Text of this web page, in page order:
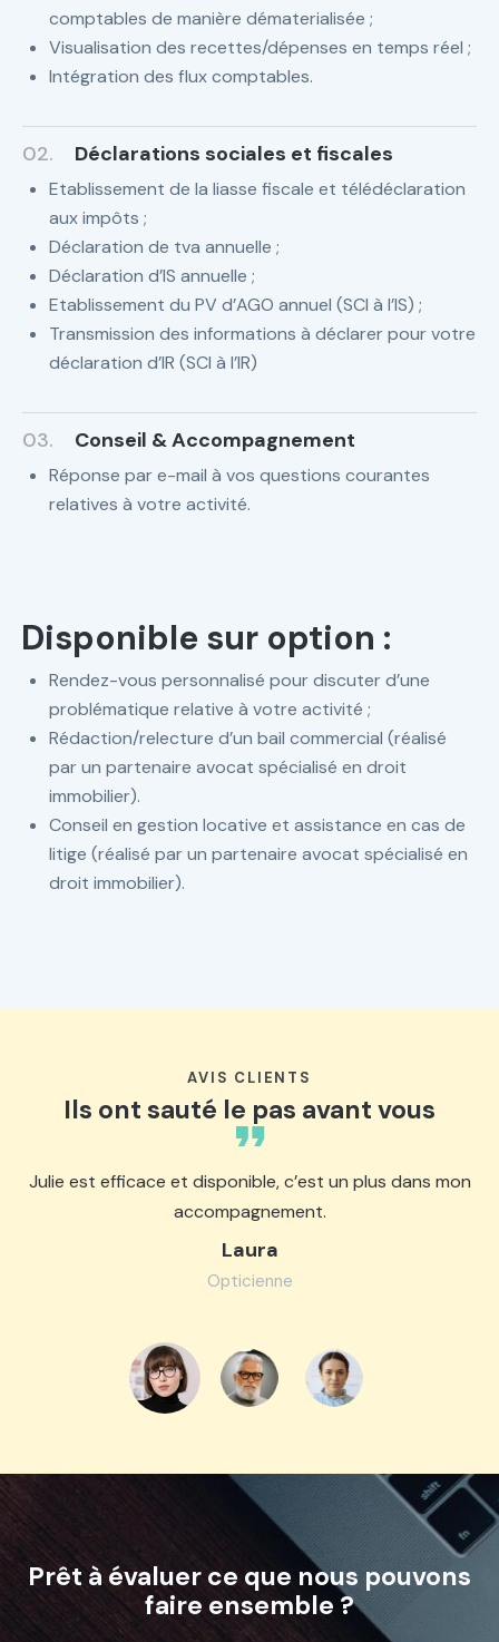
comptables de manière dématerialisée ;
Visualisation des recettes/dépenses en temps réel ;
Intégration des flux comptables.
02. Déclarations sociales et fiscales
Etablissement de la liasse fiscale et télédéclaration
aux impôts ;
Déclaration de tva annuelle ;
Déclaration d’IS annuelle ;
Etablissement du PV d’AGO annuel (SCI à l’IS) ;
Transmission des informations à déclarer pour votre
déclaration d’IR (SCI à l’IR)
03. Conseil & Accompagnement
Réponse par e-mail à vos questions courantes
relatives à votre activité.
Disponible sur option :
Rendez-vous personnalisé pour discuter d’une
problématique relative à votre activité ;
Rédaction/relecture d’un bail commercial (réalisé
par un partenaire avocat spécialisé en droit
immobilier).
Conseil en gestion locative et assistance en cas de
litige (réalisé par un partenaire avocat spécialisé en
droit immobilier).
AVIS CLIENTS
Ils ont sauté le pas avant vous
Julie est efficace et disponible, c’est un plus dans mon
accompagnement.
Laura
Opticienne
Prêt à évaluer ce que nous pouvons
faire ensemble ?